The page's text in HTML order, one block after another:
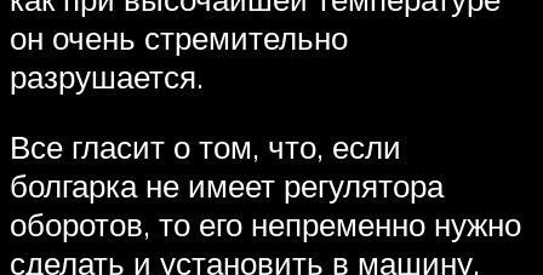
он очень стремительно
разрушается.
Все гласит о том, что, если
болгарка не имеет регулятора
оборотов, то его непременно нужно
сделать и установить в машину.